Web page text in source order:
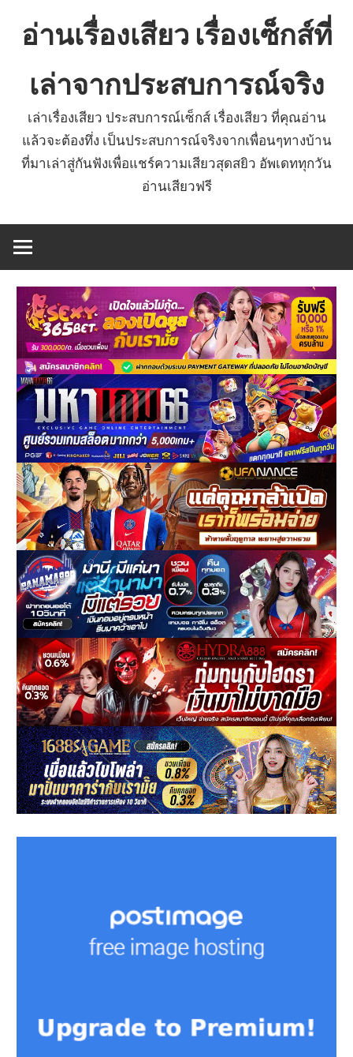
อ่านเรื่องเสียว เรื่องเซ็กส์ที่
เล่าจากประสบการณ์จริง
เล่าเรื่องเสียว ประสบการณ์เซ็กส์ เรื่องเสียว ที่คุณอ่าน
แล้วจะต้องทึ่ง เป็นประสบการณ์จริงจากเพื่อนๆทางบ้าน
ที่มาเล่าสู่กันฟังเพื่อแชร์ความเสียวสุดสยิว อัพเดททุกวัน
อ่านเสียวฟรี